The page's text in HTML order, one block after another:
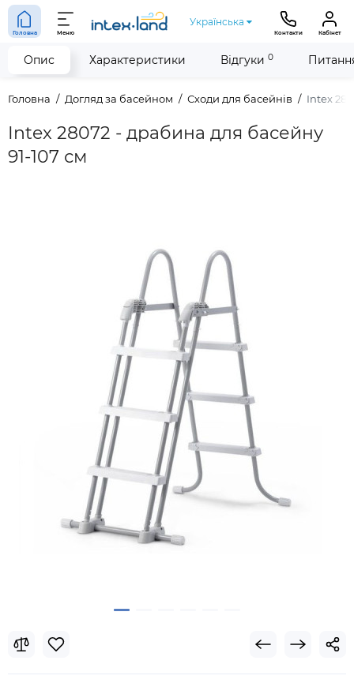
Головна Меню
Українська
Контакти Кабінет
Головна Догляд за басейном Сходи для басейнів Intex
Intex 28072 - драбина для басейну
91-107 см
Опис Характеристики Відгуки 0